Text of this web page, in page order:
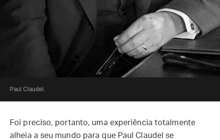
Paul Claudel.
Foi preciso, portanto, uma experiência totalmente
alheia a seu mundo para que Paul Claudel se